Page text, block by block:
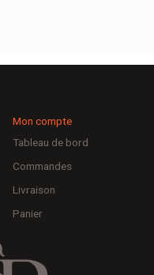
Mon compte
Tableau de bord
Commandes
Livraison
Panier